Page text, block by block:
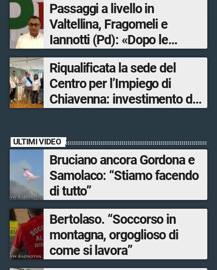
Passaggi a livello in
Valtellina, Fragomeli e
Iannotti (Pd): «Dopo le
Olimpiadi solo un terzo delle
opere sostitutive sarà
ultimato entro il 2026»
Riqualificata la sede del
Centro per l’Impiego di
Chiavenna: investimento da
ULTIMI VIDEO
Bruciano ancora Gordona e
Samolaco: “Stiamo facendo
di tutto”
Bertolaso. “Soccorso in
montagna, orgoglioso di
come si lavora”